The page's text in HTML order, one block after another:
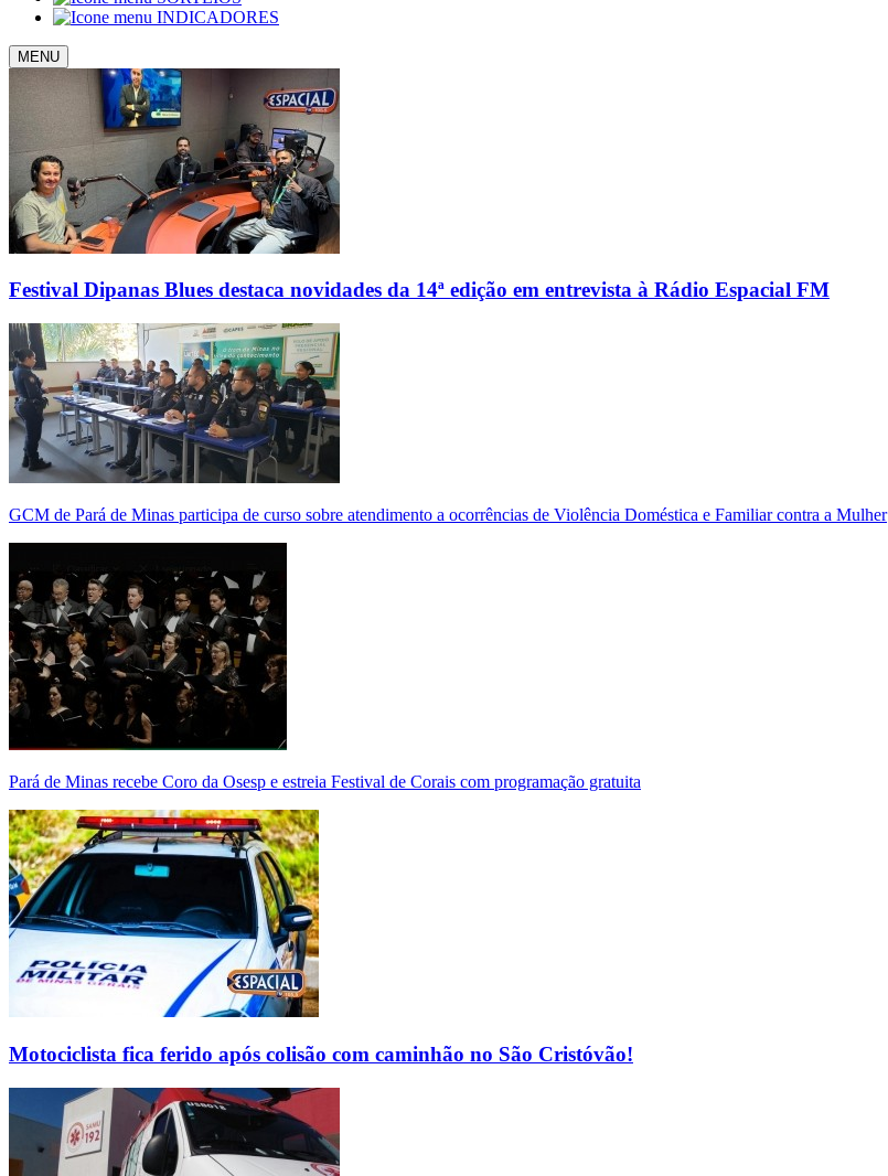
INDICADORES
MENU
Festival Dipanas Blues destaca novidades da 14ª edição em entrevista à Rádio Espacial FM
GCM de Pará de Minas participa de curso sobre atendimento a ocorrências de Violência Doméstica e Familiar contra a Mulher
Pará de Minas recebe Coro da Osesp e estreia Festival de Corais com programação gratuita
Motociclista fica ferido após colisão com caminhão no São Cristóvão!